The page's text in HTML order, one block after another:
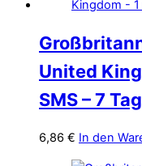
United
SMS – 7
6,86 € In den